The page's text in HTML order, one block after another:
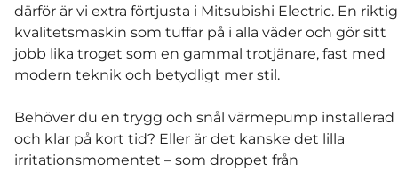
därför är vi extra förtjusta i Mitsubishi Electric. En riktig
kvalitetsmaskin som tuffar på i alla väder och gör sitt
jobb lika troget som en gammal trotjänare, fast med
modern teknik och betydligt mer stil.
Behöver du en trygg och snål värmepump installerad
och klar på kort tid? Eller är det kanske det lilla
irritationsmomentet – som droppet från